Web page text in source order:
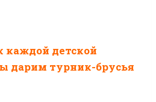
каждой детской
дарим турник-брусья